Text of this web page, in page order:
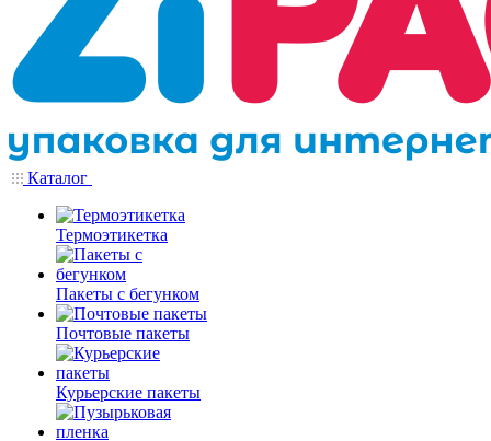
Каталог
Термоэтикетка
Пакеты с бегунком
Почтовые пакеты
Курьерские пакеты